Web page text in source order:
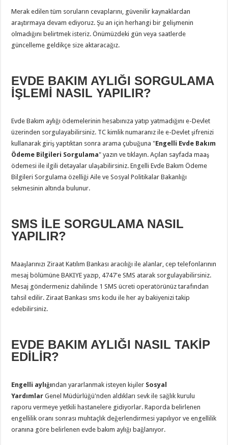
Merak edilen tüm soruların cevaplarını, güvenilir kaynaklardan
araştırmaya devam ediyoruz. Şu an için herhangi bir gelişmenin
olmadığını belirtmek isteriz. Önümüzdeki gün veya saatlerde
güncelleme geldikçe size aktaracağız.
EVDE BAKIM AYLIĞI SORGULAMA
İŞLEMİ NASIL YAPILIR?
Evde Bakım aylığı ödemelerinin hesabınıza yatıp yatmadığını e-Devlet
üzerinden sorgulayabilirsiniz. TC kimlik numaranız ile e-Devlet şifrenizi
kullanarak giriş yaptıktan sonra arama çubuğuna "Engelli Evde Bakım
Ödeme Bilgileri Sorgulama" yazın ve tıklayın. Açılan sayfada maaş
ödemesi ile ilgili detayalar ulaşabilirsiniz. Engelli Evde Bakım Ödeme
Bilgileri Sorgulama özelliği Aile ve Sosyal Politikalar Bakanlığı
sekmesinin altında bulunur.
SMS İLE SORGULAMA NASIL
YAPILIR?
Maaşlarınızı Ziraat Katılım Bankası aracılığı ile alanlar, cep telefonlarının
mesaj bölümüne BAKIYE yazıp, 4747'e SMS atarak sorgulayabilirsiniz.
Mesaj göndermeniz dahilinde 1 SMS ücreti operatörünüz tarafından
tahsil edilir. Ziraat Bankası sms kodu ile her ay bakiyenizi takip
edebilirsiniz.
EVDE BAKIM AYLIĞI NASIL TAKİP
EDİLİR?
Engelli aylığından yararlanmak isteyen kişiler Sosyal
Yardımlar Genel Müdürlüğü'nden aldıkları sevk ile sağlık kurulu
raporu vermeye yetkili hastanelere gidiyorlar. Raporda belirlenen
engellilik oranı sonrası muhtaçlık değerlendirmesi yapılıyor ve engellilik
oranına göre belirlenen evde bakım aylığı bağlanıyor.